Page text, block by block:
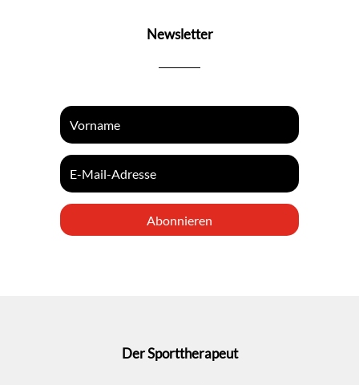
Newsletter
Abonnieren
Der Sporttherapeut